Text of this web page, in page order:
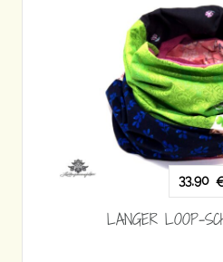
33,90
LANGER LOOP-